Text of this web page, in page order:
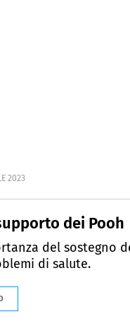
2023
dei Pooh
del sostegno
di salute.